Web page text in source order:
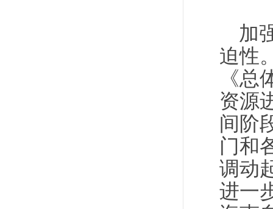
加
迫性
《
资源
间阶
门和
调动
进一